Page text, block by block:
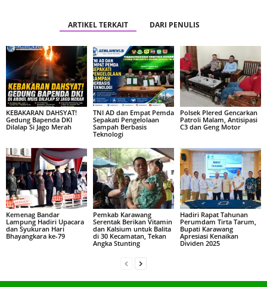
ARTIKEL TERKAIT DARI PENULIS
KEBAKARAN DAHSYAT!
Gedung Bapenda DKI
Dilalap Si Jago Merah
TNI AD dan Empat Pemda
Sepakati Pengelolaan
Sampah Berbasis
Teknologi
Polsek Plered Gencarkan
Patroli Malam, Antisipasi
C3 dan Geng Motor
Kemenag Bandar
Lampung Hadiri Upacara
dan Syukuran Hari
Bhayangkara ke-79
Pemkab Karawang
Serentak Berikan Vitamin
dan Kalsium untuk Balita
di 30 Kecamatan, Tekan
Angka Stunting
Hadiri Rapat Tahunan
Perumdam Tirta Tarum,
Bupati Karawang
Apresiasi Kenaikan
Dividen 2025